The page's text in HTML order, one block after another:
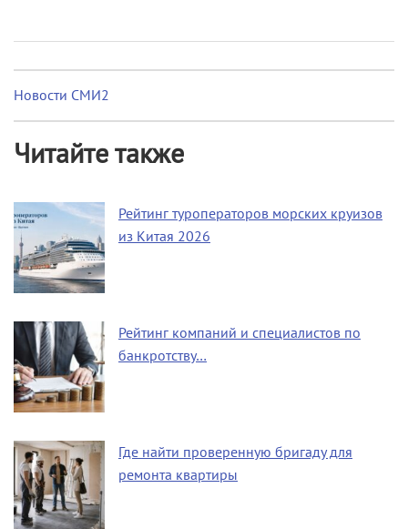
Новости СМИ2
Читайте также
Рейтинг туроператоров морских круизов
из Китая 2026
Рейтинг компаний и специалистов по
банкротству…
Где найти проверенную бригаду для
ремонта квартиры